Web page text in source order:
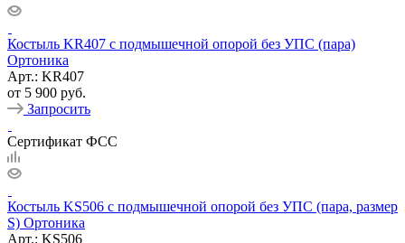
Костыль KR407 с подмышечной опорой без УПС (пара)
Ортоника
Арт.: KR407
от 5 900 руб.
Запросить
Сертификат ФСС
Костыль KS506 с подмышечной опорой без УПС (пара, размер
S) Ортоника
Арт.: KS506